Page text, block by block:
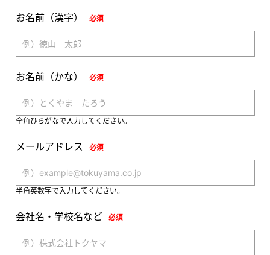
お名前（漢字） 必須
お名前（かな） 必須
全角ひらがなで入力してください。
メールアドレス 必須
半角英数字で入力してください。
会社名・学校名など 必須